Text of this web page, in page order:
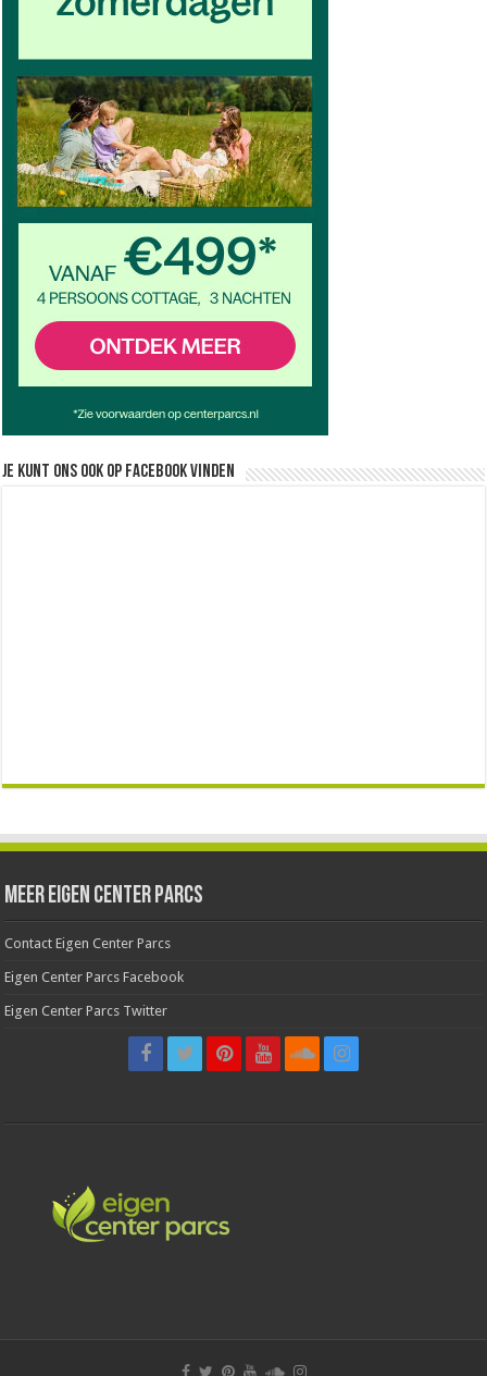
Je kunt ons ook op facebook vinden
Meer Eigen Center Parcs
Contact Eigen Center Parcs
Eigen Center Parcs Facebook
Eigen Center Parcs Twitter